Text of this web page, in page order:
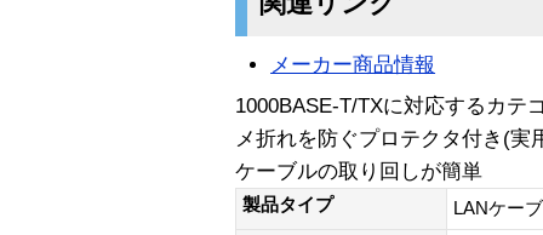
メーカー商品情報
1000BASE-T/TXに対応するカテ
メ折れを防ぐプロテクタ付き(実
ケーブルの取り回しが簡単
製品タイプ
LANケー